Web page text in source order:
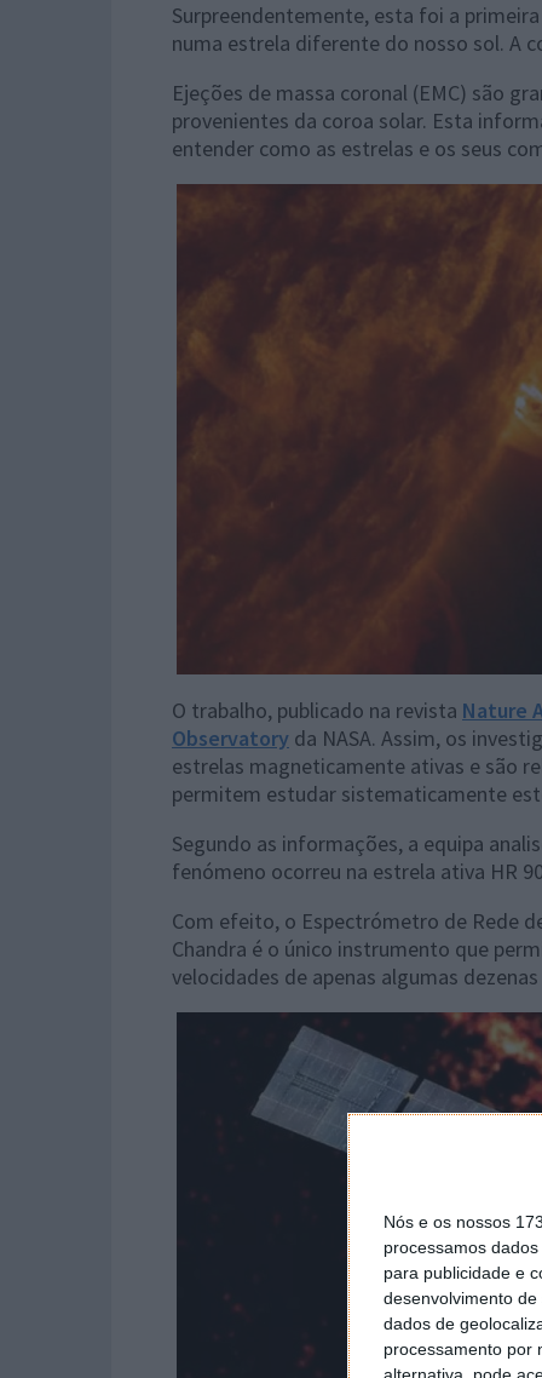
Nós e os nossos
processamos
para publicidade e
desenvolvimento de
dados de
processamento por
Surpreendentemente, esta foi a
numa estrela diferente do nosso sol. A
Ejeções de massa coronal (EMC) são
provenientes da coroa solar. Esta
entender como as estrelas e os seus
O trabalho, publicado na revista Nature
Observatory da NASA. Assim, os
estrelas magneticamente ativas e são
permitem estudar sistematicamente
Segundo as informações, a equipa
fenómeno ocorreu na estrela ativa HR
Com efeito, o Espectrómetro de Rede
Chandra é o único instrumento que
velocidades de apenas algumas